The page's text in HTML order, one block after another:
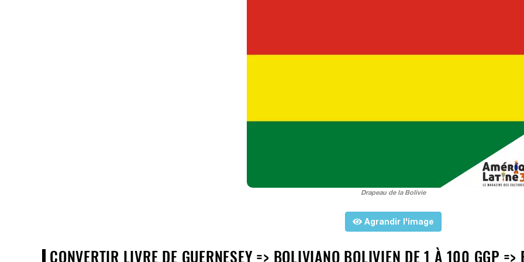
Drapeau de la Bolivie
Agrandir l'image
CONVERTIR LIVRE DE GUERNESEY => BOLIVIANO BOLIVIEN DE 1 À 100 GGP =>